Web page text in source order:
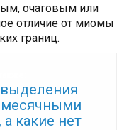
очаговым или
отличие от миомы
границ.
месячными
а какие нет